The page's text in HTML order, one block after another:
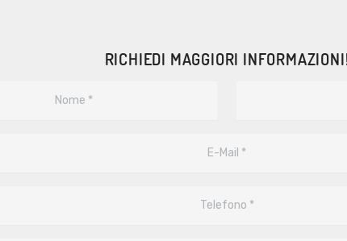
RICHIEDI MAGGIORI